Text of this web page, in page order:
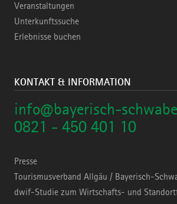
Veranstaltungen
Unterkunftssuche
Erlebnisse buchen
KONTAKT & INFORMATION
info@bayerisch-
0821 - 450 401 10
Presse
Tourismusverband Allgäu / Bayerisch-
dwif-Studie zum Wirtschafts- und